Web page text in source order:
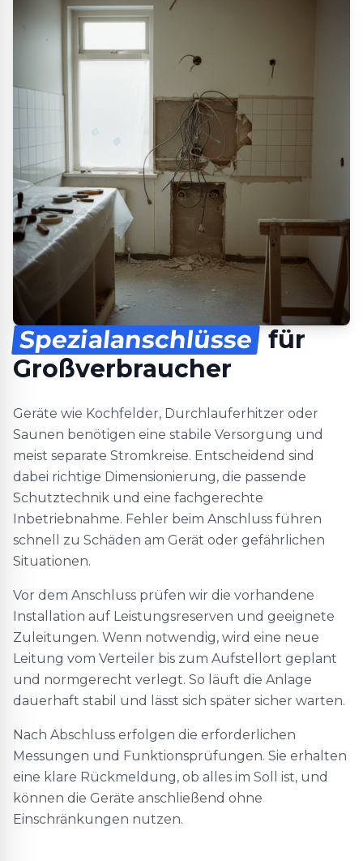
Spezialanschlüsse für
Großverbraucher
Geräte wie Kochfelder, Durchlauferhitzer oder
Saunen benötigen eine stabile Versorgung und
meist separate Stromkreise. Entscheidend sind
dabei richtige Dimensionierung, die passende
Schutztechnik und eine fachgerechte
Inbetriebnahme. Fehler beim Anschluss führen
schnell zu Schäden am Gerät oder gefährlichen
Situationen.
Vor dem Anschluss prüfen wir die vorhandene
Installation auf Leistungsreserven und geeignete
Zuleitungen. Wenn notwendig, wird eine neue
Leitung vom Verteiler bis zum Aufstellort geplant
und normgerecht verlegt. So läuft die Anlage
dauerhaft stabil und lässt sich später sicher warten.
Nach Abschluss erfolgen die erforderlichen
Messungen und Funktionsprüfungen. Sie erhalten
eine klare Rückmeldung, ob alles im Soll ist, und
können die Geräte anschließend ohne
Einschränkungen nutzen.